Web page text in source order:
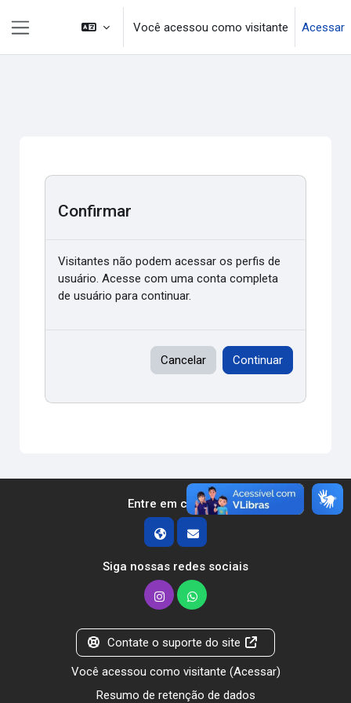
Ir para o conteúdo principal
Você acessou como visitante Acessar
Confirmar
Visitantes não podem acessar os perfis de
usuário. Acesse com uma conta completa
de usuário para continuar.
Cancelar Continuar
Entre em contato
Siga nossas redes sociais
Contate o suporte do site
Você acessou como visitante (Acessar)
Resumo de retenção de dados